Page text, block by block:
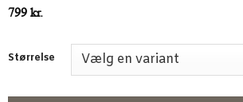
799 kr.
Størrelse